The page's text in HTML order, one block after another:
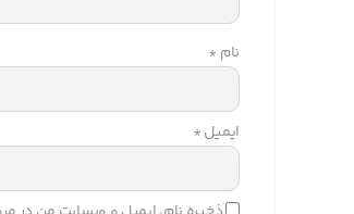
نام *
ایمیل*